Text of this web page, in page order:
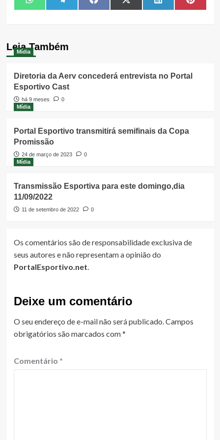
Share
on
WhatsAppShare
on
TelegramShare
on
FacebookShare
on
X
(Twitter)
Share
on
LinkedIn Share
on
Leia Também
Mídia
Diretoria da Aerv concederá entrevista no Portal
Esportivo Cast
há 9 meses
0
Mídia
Portal Esportivo transmitirá semifinais da Copa
Promissão
24 de março de 2023
0
Mídia
Transmissão Esportiva para este domingo,dia
11/09/2022
11 de setembro de 2022 0
Os comentários são de responsabilidade exclusiva de
seus autores e não representam a opinião do
PortalEsportivo.net.
Deixe um comentário
O seu endereço de e-mail não será publicado.Campos
obrigatórios são marcados com*
Comentário *